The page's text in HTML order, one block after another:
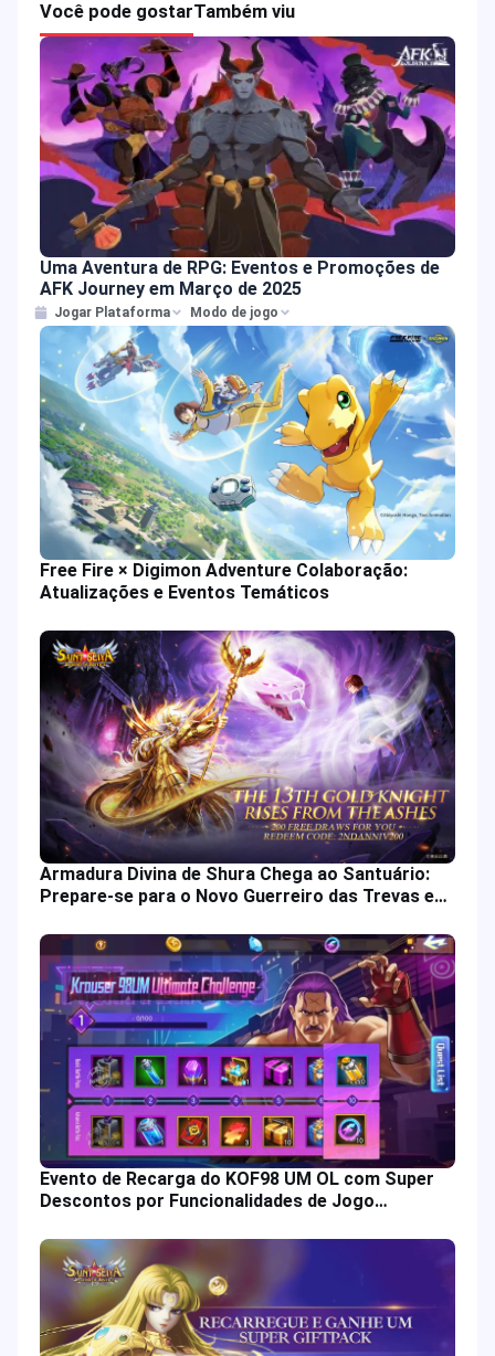
Você pode gostarTambém viu
Uma Aventura de RPG: Eventos e Promoções de
AFK Journey em Março de 2025
Jogar Plataforma Modo de jogo
Free Fire × Digimon Adventure Colaboração:
Atualizações e Eventos Temáticos
Armadura Divina de Shura Chega ao Santuário:
Prepare-se para o Novo Guerreiro das Trevas em
Evento de Recarga do KOF98 UM OL com Super
Descontos por Funcionalidades de Jogo